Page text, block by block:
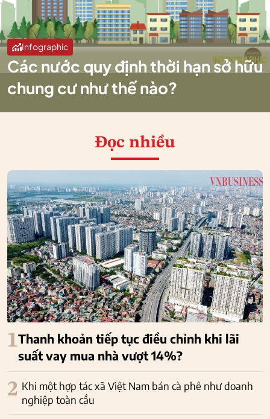
Infographic
Các nước quy định thời hạn sở hữu
chung cư như thế nào?
Đọc nhiều
1Thanh khoản tiếp tục điều chỉnh khi lãi
suất vay mua nhà vượt 14%?
2 Khi một hợp tác xã Việt Nam bán cà phê như doanh
nghiệp toàn cầu